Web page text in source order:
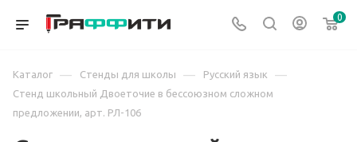
0
Каталог — Стенды для школы — Русский язык —
Стенд школьный Двоеточие в бессоюзном сложном
предложении, арт. РЛ-106